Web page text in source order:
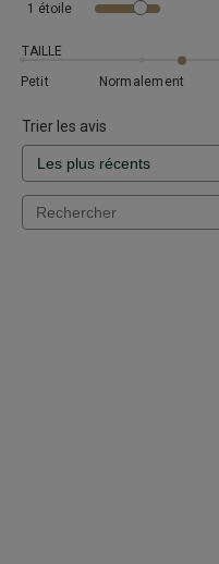
1 étoile
TAILLE
Petit
Normalement
Trier les avis